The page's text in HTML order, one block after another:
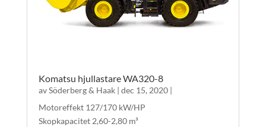
Komatsu hjullastare WA320-8
avSöderberg & Haak| dec 15, 2020|
Motoreffekt 127/170 kW/HP
Skopkapacitet 2,60-2,80 m³